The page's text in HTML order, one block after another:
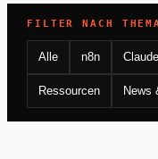
FILTER NACH THEMA
Alle n8n Claude
Ressourcen News